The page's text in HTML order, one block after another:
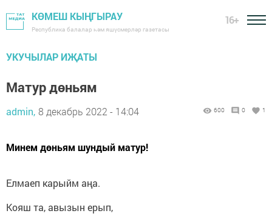
КӨМЕШ КЫҢГЫРАУ
Республика балалар һәм яшүсмерләр газетасы
16+
УКУЧЫЛАР ИҖАТЫ
Матур дөньям
admin, 8 декабрь 2022 - 14:04 600 0 1
Минем дөньям шундый матур!
Елмаеп карыйм аңа.
Кояш та, авызын ерып,